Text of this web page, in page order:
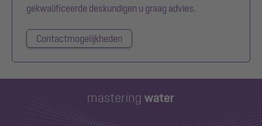
gekwalificeerde deskundigen u graag advies.
Contactmogelijkheden